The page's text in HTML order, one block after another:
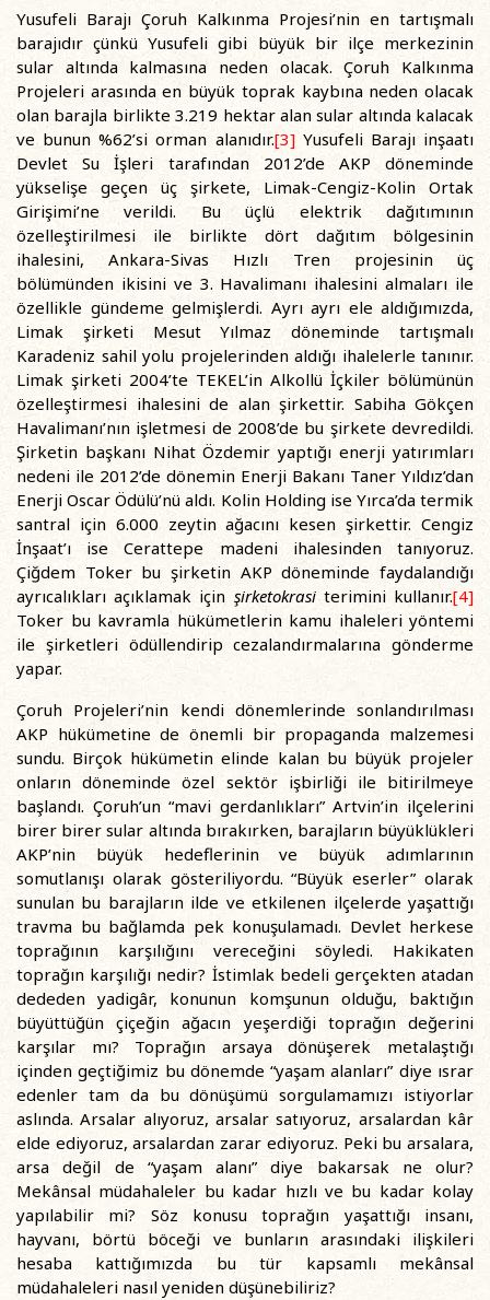
Yusufeli Barajı Çoruh Kalkınma Projesi’nin en tartışmalı
barajıdır çünkü Yusufeli gibi büyük bir ilçe merkezinin
sular altında kalmasına neden olacak. Çoruh Kalkınma
Projeleri arasında en büyük toprak kaybına neden olacak
olan barajla birlikte 3.219 hektar alan sular altında kalacak
ve bunun %62’si orman alanıdır.[3]Yusufeli Barajı inşaatı
Devlet Su İşleri tarafından 2012’de AKP döneminde
yükselişe geçen üç şirkete, Limak-Cengiz-Kolin Ortak
Girişimi’ne verildi. Bu üçlü elektrik dağıtımının
özelleştirilmesi ile birlikte dört dağıtım bölgesinin
ihalesini, Ankara-Sivas Hızlı Tren projesinin üç
bölümünden ikisini ve 3. Havalimanı ihalesini almaları ile
özellikle gündeme gelmişlerdi. Ayrı ayrı ele aldığımızda,
Limak şirketi Mesut Yılmaz döneminde tartışmalı
Karadeniz sahil yolu projelerinden aldığı ihalelerle tanınır.
Limak şirketi 2004’te TEKEL’in Alkollü İçkiler bölümünün
özelleştirmesi ihalesini de alan şirkettir. Sabiha Gökçen
Havalimanı’nın işletmesi de 2008’de bu şirkete devredildi.
Şirketin başkanı Nihat Özdemir yaptığı enerji yatırımları
nedeni ile 2012’de dönemin Enerji Bakanı Taner Yıldız’dan
Enerji Oscar Ödülü’nü aldı. Kolin Holding ise Yırca’da termik
santral için 6.000 zeytin ağacını kesen şirkettir. Cengiz
İnşaat’ı ise Cerattepe madeni ihalesinden tanıyoruz.
Çiğdem Toker bu şirketin AKP döneminde faydalandığı
ayrıcalıkları açıklamak için şirketokrasi terimini kullanır.[4]
Toker bu kavramla hükümetlerin kamu ihaleleri yöntemi
ile şirketleri ödüllendirip cezalandırmalarına gönderme
yapar.
Çoruh Projeleri’nin kendi dönemlerinde sonlandırılması
AKP hükümetine de önemli bir propaganda malzemesi
sundu. Birçok hükümetin elinde kalan bu büyük projeler
onların döneminde özel sektör işbirliği ile bitirilmeye
başlandı. Çoruh’un “mavi gerdanlıkları” Artvin’in ilçelerini
birer birer sular altında bırakırken, barajların büyüklükleri
AKP’nin büyük hedeflerinin ve büyük adımlarının
somutlanışı olarak gösteriliyordu. “Büyük eserler” olarak
sunulan bu barajların ilde ve etkilenen ilçelerde yaşattığı
travma bu bağlamda pek konuşulamadı. Devlet herkese
toprağının karşılığını vereceğini söyledi. Hakikaten
toprağın karşılığı nedir? İstimlak bedeli gerçekten atadan
dededen yadigâr, konunun komşunun olduğu, baktığın
büyüttüğün çiçeğin ağacın yeşerdiği toprağın değerini
karşılar mı? Toprağın arsaya dönüşerek metalaştığı
içinden geçtiğimiz bu dönemde “yaşam alanları” diye ısrar
edenler tam da bu dönüşümü sorgulamamızı istiyorlar
aslında. Arsalar alıyoruz, arsalar satıyoruz, arsalardan kâr
elde ediyoruz, arsalardan zarar ediyoruz. Peki bu arsalara,
arsa değil de “yaşam alanı” diye bakarsak ne olur?
Mekânsal müdahaleler bu kadar hızlı ve bu kadar kolay
yapılabilir mi? Söz konusu toprağın yaşattığı insanı,
hayvanı, börtü böceği ve bunların arasındaki ilişkileri
hesaba kattığımızda bu tür kapsamlı mekânsal
müdahaleleri nasıl yeniden düşünebiliriz?